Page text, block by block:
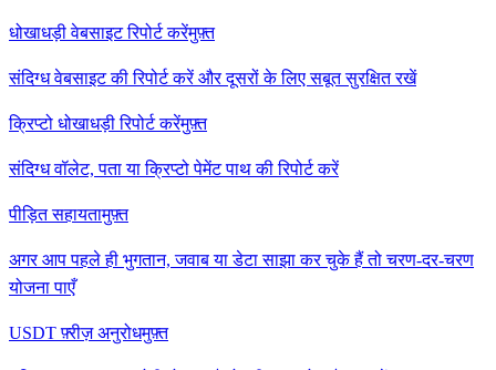
धोखाधड़ी वेबसाइट रिपोर्ट करेंमुफ़्त
संदिग्ध वेबसाइट की रिपोर्ट करें और दूसरों के लिए सबूत सुरक्षित रखें
क्रिप्टो धोखाधड़ी रिपोर्ट करेंमुफ़्त
संदिग्ध वॉलेट, पता या क्रिप्टो पेमेंट पाथ की रिपोर्ट करें
पीड़ित सहायतामुफ़्त
अगर आप पहले ही भुगतान, जवाब या डेटा साझा कर चुके हैं तो चरण-दर-चरण
योजना पाएँ
USDT फ़्रीज़ अनुरोधमुफ़्त